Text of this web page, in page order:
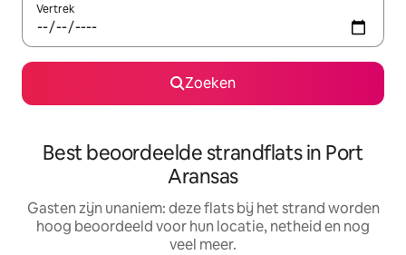
Vertrek
Zoeken
Best beoordeelde strandflats in Port
Aransas
Gasten zijn unaniem: deze flats bij het strand worden
hoog beoordeeld voor hun locatie, netheid en nog
veel meer.